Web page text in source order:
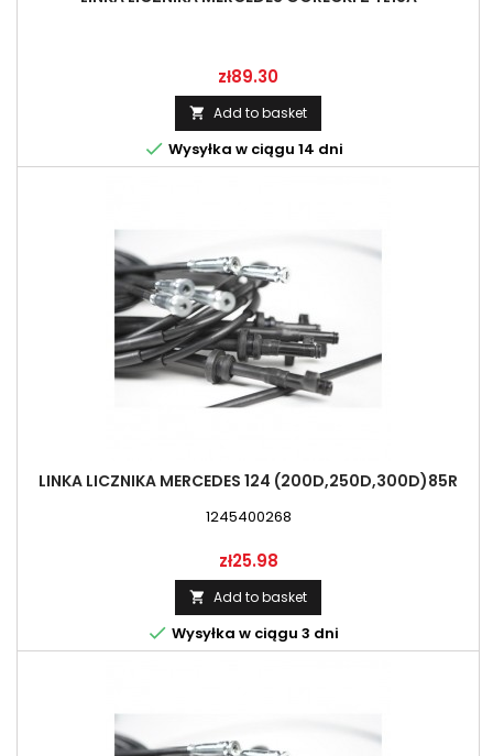
Price
zł89.30
 Add to basket
 Wysyłka w ciągu 14 dni
LINKA LICZNIKA MERCEDES 124 (200D,250D,300D)85R
1245400268
Price
zł25.98
 Add to basket
 Wysyłka w ciągu 3 dni